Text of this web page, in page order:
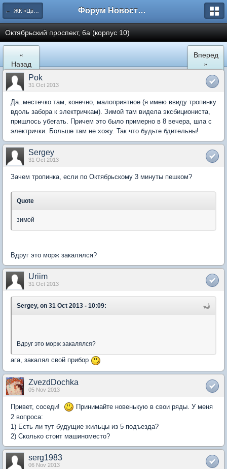
← ЖК «Цветочный город» Микрорайон 22 Форум Новостройки
Октябрьский проспект, 6а (корпус 10)
«
Назад
Вперед
»
Pok
31 Oct 2013
Да..местечко там, конечно, малоприятное (я имею ввиду тропинку
вдоль забора к электричкам). Зимой там видела эксбициониста,
пришлось убегать. Причем это было примерно в 8 вечера, шла с
электрички. Больше там не хожу. Так что будьте бдительны!
Sergey
31 Oct 2013
Зачем тропинка, если по Октябрьскому 3 минуты пешком?
Quote
зимой
Вдруг это морж закалялся?
Uriim
31 Oct 2013
Sergey, on 31 Oct 2013 - 10:09:
Вдруг это морж закалялся?
ага, закалял свой прибор
ZvezdDochka
05 Nov 2013
Привет, соседи!
Принимайте новенькую в свои ряды. У меня
2 вопроса:
1) Есть ли тут будущие жильцы из 5 подъезда?
2) Сколько стоит машиноместо?
serg1983
06 Nov 2013